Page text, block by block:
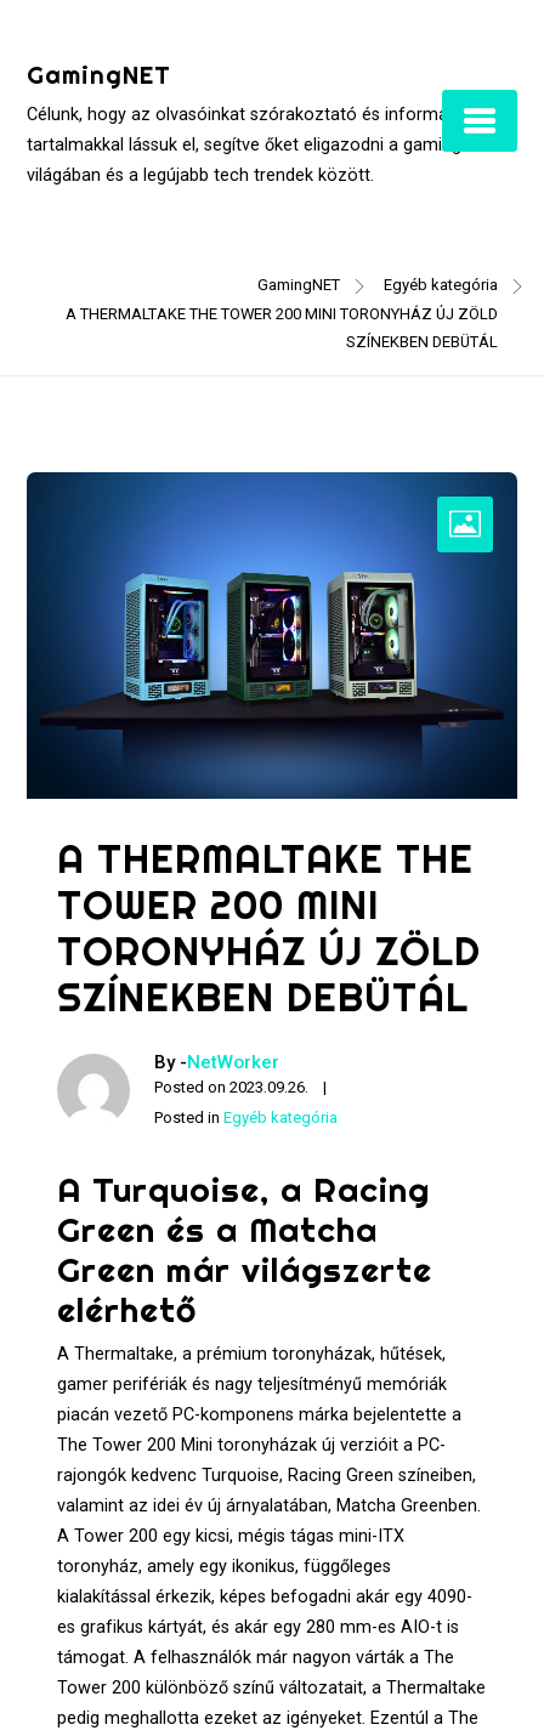
contentGamingNET
Célunk, hogy az olvasóinkat szórakoztató és informatív
tartalmakkal lássuk el, segítve őket eligazodni a gaming
világában és a legújabb tech trendek között.
GamingNET
Egyéb kategória
A THERMALTAKE THE TOWER 200 MINI TORONYHÁZ ÚJ ZÖLD
SZÍNEKBEN DEBÜTÁL
A THERMALTAKE THE
TOWER 200 MINI
TORONYHÁZ ÚJ ZÖLD
SZÍNEKBEN DEBÜTÁL
By -NetWorker
Posted on2023.09.26.
Posted inEgyéb kategória
A Turquoise, a Racing
Green és a Matcha
Green már világszerte
elérhető
A Thermaltake, a prémium toronyházak, hűtések,
gamer perifériák és nagy teljesítményű memóriák
piacán vezető PC-komponens márka bejelentette a
The Tower 200 Mini toronyházak új verzióit a PC-
rajongók kedvenc Turquoise, Racing Green színeiben,
valamint az idei év új árnyalatában, Matcha Greenben.
A Tower 200 egy kicsi, mégis tágas mini-ITX
toronyház, amely egy ikonikus, függőleges
kialakítással érkezik, képes befogadni akár egy 4090-
es grafikus kártyát, és akár egy 280 mm-es AIO-t is
támogat. A felhasználók már nagyon várták a The
Tower 200 különböző színű változatait, a Thermaltake
pedig meghallotta ezeket az igényeket. Ezentúl a The